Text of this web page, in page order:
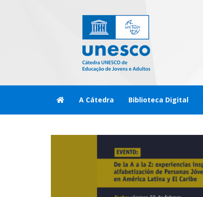
A Cátedra Biblioteca Digital